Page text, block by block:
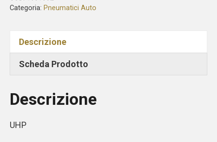
Categoria: Pneumatici Auto
Descrizione
Scheda Prodotto
Descrizione
UHP